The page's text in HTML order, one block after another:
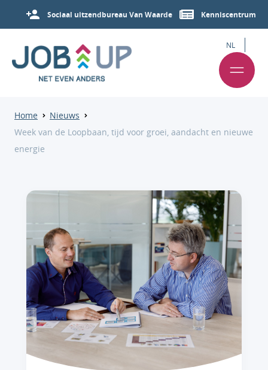
Sociaal uitzendbureau Van Waarde Kenniscentrum
NL
Home
Nieuws
Week van de Loopbaan, tijd voor groei, aandacht en nieuwe
energie